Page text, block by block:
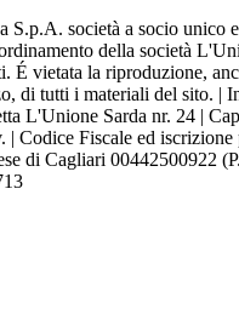
S.p.A. società a socio unico
della società
É vietata la riproduzione,
di tutti i materiali del sito. |
L'Unione Sarda nr. 24 |
| Codice Fiscale ed
di Cagliari 00442500922